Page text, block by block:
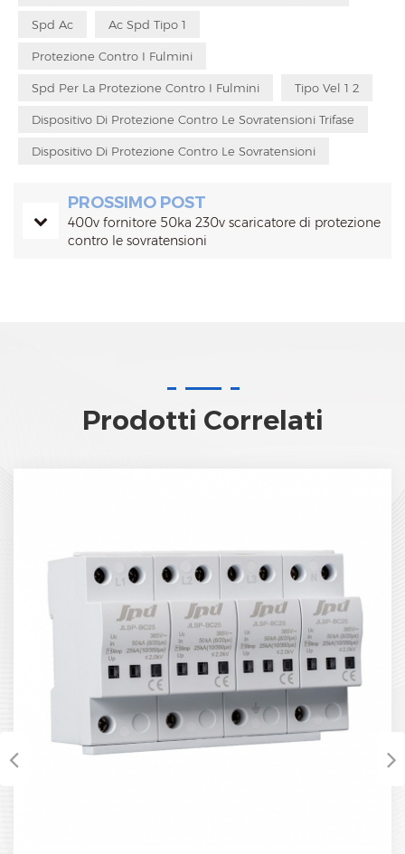
Spd Ac Ac Spd Tipo 1
Protezione Contro I Fulmini
Spd Per La Protezione Contro I Fulmini Tipo Vel 1 2
Dispositivo Di Protezione Contro Le Sovratensioni Trifase
Dispositivo Di Protezione Contro Le Sovratensioni
PROSSIMO POST
400v fornitore 50ka 230v scaricatore di protezione
contro le sovratensioni
Prodotti Correlati